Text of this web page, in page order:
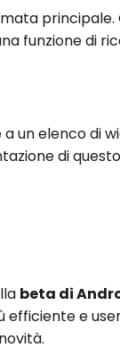
funzione di
un elenco di
di
beta di
e